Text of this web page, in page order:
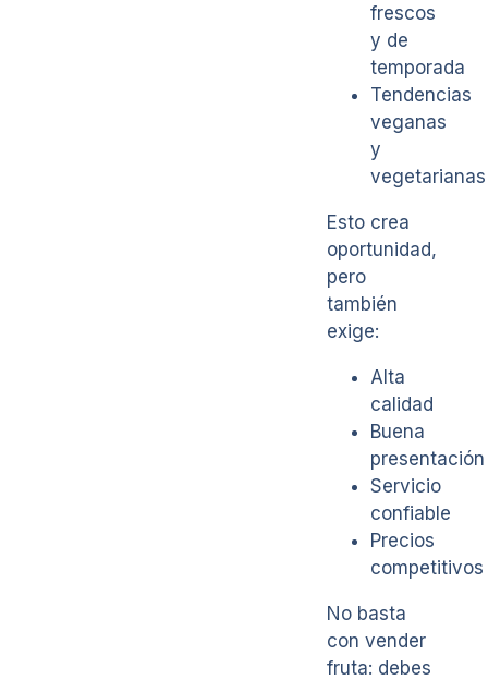
frescos
y de
temporada
Tendencias
veganas
y
vegetarianas
Esto crea
oportunidad,
pero
también
exige:
Alta
calidad
Buena
presentación
Servicio
confiable
Precios
competitivos
No basta
con vender
fruta: debes